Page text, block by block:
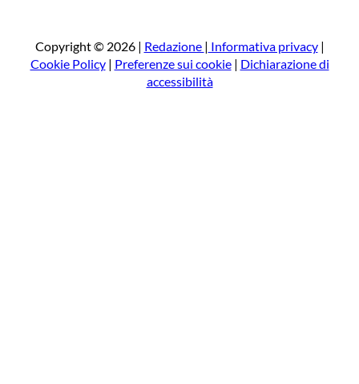
a
Copyright © 2026 | Redazione | Informativa privacy|
Cookie Policy| Preferenze sui cookie| Dichiarazione di
accessibilità